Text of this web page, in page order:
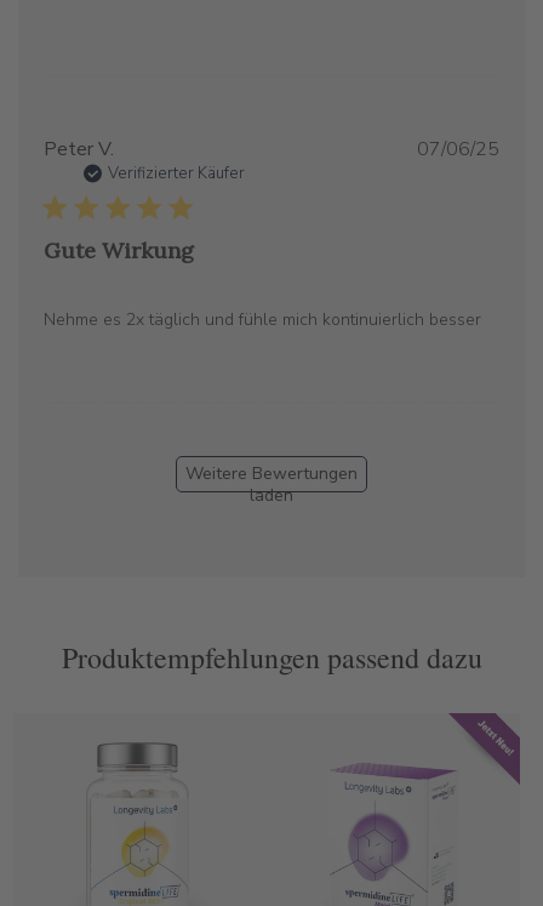
Peter V.
Verifizierter Käufer
Gute Wirkung
Nehme es 2x täglich und fühle mich kontinuierlich besser
07/06/25
Weitere Bewertungen
laden
Produktempfehlungen passend dazu